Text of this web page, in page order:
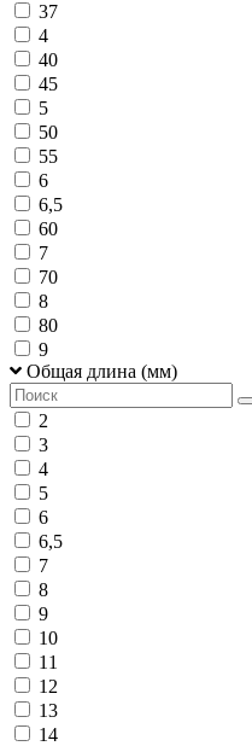
37
4
40
45
5
50
55
6
6,5
60
7
70
8
80
9
Общая длина (мм)
2
3
4
5
6
6,5
7
8
9
10
11
12
13
14